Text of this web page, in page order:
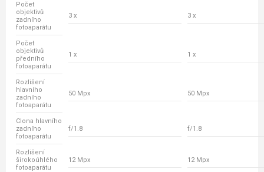
Počet
objektivů
zadního
fotoaparátu
3 x 3 x
Počet
objektivů
předního
fotoaparátu
1 x 1 x
Rozlišení
hlavního
zadního
fotoaparátu
50 Mpx 50 Mpx
Clona hlavního
zadního
fotoaparátu
f/1.8 f/1.8
Rozlišení
širokoúhlého
fotoaparátu
12 Mpx 12 Mpx